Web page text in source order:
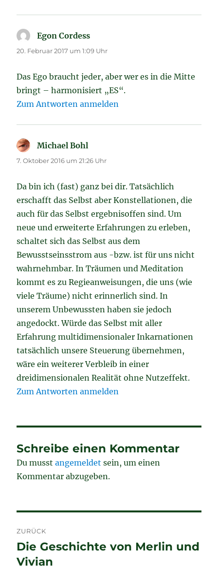
Egon Cordess
20. Februar 2017 um 1:09 Uhr
Das Ego braucht jeder, aber wer es in die Mitte
bringt – harmonisiert „ES“.
Zum Antworten anmelden
Michael Bohl
7. Oktober 2016 um 21:26 Uhr
Da bin ich (fast) ganz bei dir. Tatsächlich
erschafft das Selbst aber Konstellationen, die
auch für das Selbst ergebnisoffen sind. Um
neue und erweiterte Erfahrungen zu erleben,
schaltet sich das Selbst aus dem
Bewusstseinsstrom aus -bzw. ist für uns nicht
wahrnehmbar. In Träumen und Meditation
kommt es zu Regieanweisungen, die uns (wie
viele Träume) nicht erinnerlich sind. In
unserem Unbewussten haben sie jedoch
angedockt. Würde das Selbst mit aller
Erfahrung multidimensionaler Inkarnationen
tatsächlich unsere Steuerung übernehmen,
wäre ein weiterer Verbleib in einer
dreidimensionalen Realität ohne Nutzeffekt.
Zum Antworten anmelden
Schreibe einen Kommentar
Du musstangemeldet sein, um einen
Kommentar abzugeben.
ZURÜCK
Vorheriger
Beitrag:
Die Geschichte von Merlin und
Vivian